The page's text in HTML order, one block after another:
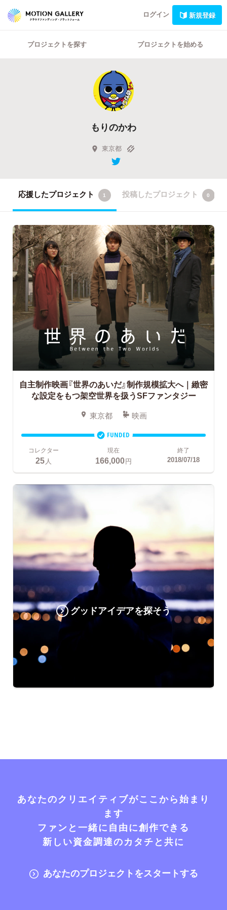
ログイン 新規登録
プロジェクトを探す プロジェクトを始める
もりのかわ
東京都
応援したプロジェクト 1 投稿したプロジェクト 0
自主制作映画『世界のあいだ』制作規模拡大へ｜緻密
な設定をもつ架空世界を扱うSFファンタジー
東京都 映画
FUNDED
コレクター
25 人
現在
166,000円
終了
2018/07/18
グッドアイデアを探そう
あなたのクリエイティブがここから始まり
ます
ファンと一緒に自由に創作できる
新しい資金調達のカタチと共に
あなたのプロジェクトをスタートする